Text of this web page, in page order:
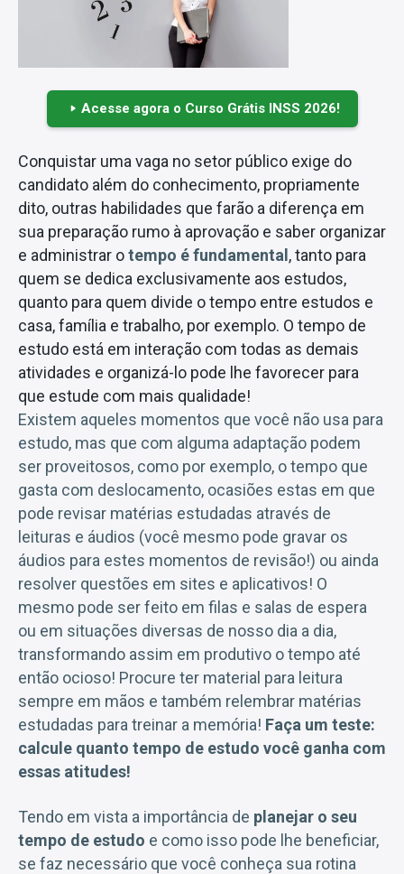
Acesse agora o Curso Grátis INSS 2026!
Conquistar uma vaga no setor público exige do
candidato além do conhecimento, propriamente
dito, outras habilidades que farão a diferença em
sua preparação rumo à aprovação e saber organizar
e administrar otempo é fundamental, tanto para
quem se dedica exclusivamente aos estudos,
quanto para quem divide o tempo entre estudos e
casa, família e trabalho, por exemplo. O tempo de
estudo está em interação com todas as demais
atividades e organizá-lo pode lhe favorecer para
que estude com mais qualidade!
Existem aqueles momentos que você não usa para
estudo, mas que com alguma adaptação podem
ser proveitosos, como por exemplo, o tempo que
gasta com deslocamento, ocasiões estas em que
pode revisar matérias estudadas através de
leituras e áudios (você mesmo pode gravar os
áudios para estes momentos de revisão!) ou ainda
resolver questões em sites e aplicativos! O
mesmo pode ser feito em filas e salas de espera
ou em situações diversas de nosso dia a dia,
transformando assim em produtivo o tempo até
então ocioso! Procure ter material para leitura
sempre em mãos e também relembrar matérias
estudadas para treinar a memória! Faça um teste:
calcule quanto tempo de estudo você ganha com
essas atitudes!
Tendo em vista a importância de planejar o seu
tempo de estudo e como isso pode lhe beneficiar,
se faz necessário que você conheça sua rotina